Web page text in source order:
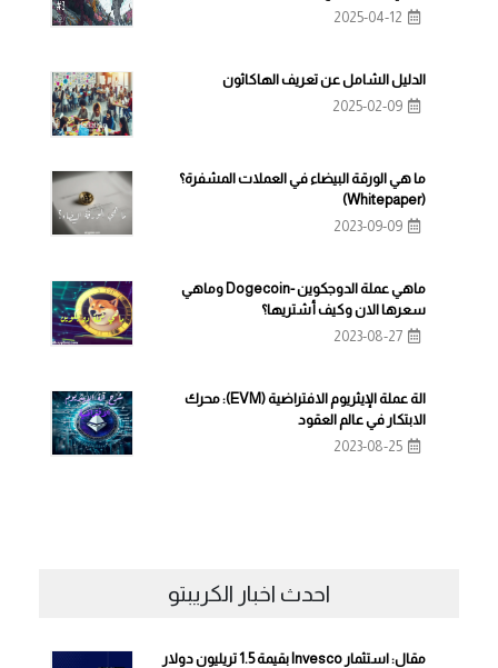
2025-04-12
الدليل الشامل عن تعريف الهاكاثون
2025-02-09
ما هي الورقة البيضاء في العملات المشفرة؟
(Whitepaper)
2023-09-09
ماهي عملة الدوجكوين -Dogecoin وماهي
سعرها الان وكيف أشتريها؟
2023-08-27
الة عملة الإيثريوم الافتراضية (EVM): محرك
الابتكار في عالم العقود
2023-08-25
احدث اخبار الكريبتو
مقال: استثمار Invesco بقيمة 1.5 تريليون دولار